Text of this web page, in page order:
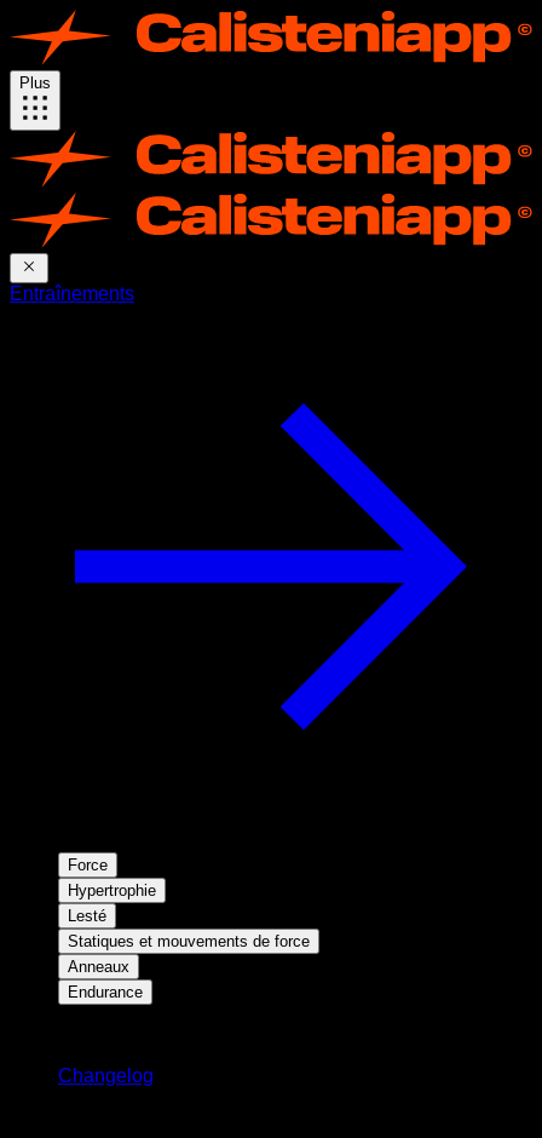
Plus
Entraînements
Force
Hypertrophie
Lesté
Statiques et mouvements de force
Anneaux
Endurance
Changelog